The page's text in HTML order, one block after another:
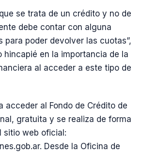
se trata de un crédito y no de
debe contar con alguna
para poder devolver las cuotas”,
hincapié en la importancia de la
al acceder a este tipo de
acceder al Fondo de Crédito de
gratuita y se realiza de forma
sitio web oficial:
Desde la Oficina de